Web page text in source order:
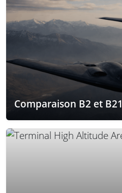
Comparaison B2 et B21